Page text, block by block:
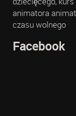
animatora
czasu wolnego
Facebook